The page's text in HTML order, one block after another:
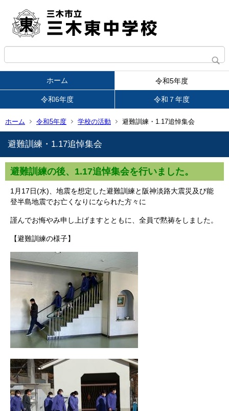
ホーム 令和5年度
令和6年度 令和７年度
ホーム 令和5年度 学校の活動 避難訓練・1.17追悼集会
避難訓練・1.17追悼集会
避難訓練の後、1.17追悼集会を行いました。
1月17日(水)、地震を想定した避難訓練と阪神淡路大震災及び能
登半島地震でお亡くなりになられた方々に
謹んでお悔やみ申し上げますとともに、全員で黙祷をしました。
【避難訓練の様子】